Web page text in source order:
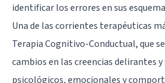
identificar los errores en sus
Una de las corrientes terapéuticas
Terapia Cognitivo-Conductual, que
cambios en las creencias delirantes y
psicológicos, emocionales y